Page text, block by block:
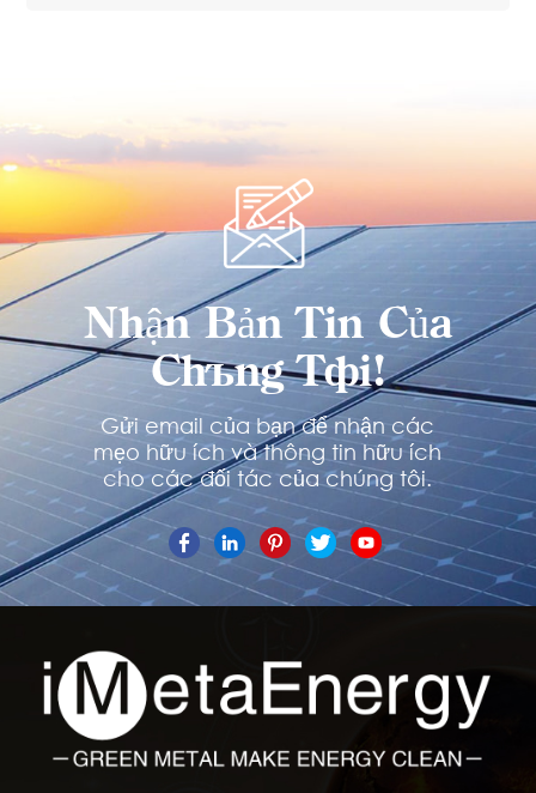
Nhận Bản Tin Của
Chúng Tôi!
Gửi email của bạn để nhận các
mẹo hữu ích và thông tin hữu ích
cho các đối tác của chúng tôi.